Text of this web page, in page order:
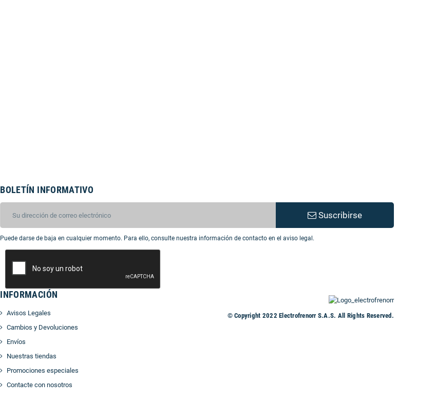
BOLETÍN INFORMATIVO
Suscribirse
Puede darse de baja en cualquier momento. Para ello, consulte nuestra información de contacto en el aviso legal.
INFORMACIÓN
Avisos Legales
Cambios y Devoluciones
Envíos
Nuestras tiendas
Promociones especiales
Contacte con nosotros
© Copyright 2022 Electrofrenorr S.A.S. All Rights Reserved.